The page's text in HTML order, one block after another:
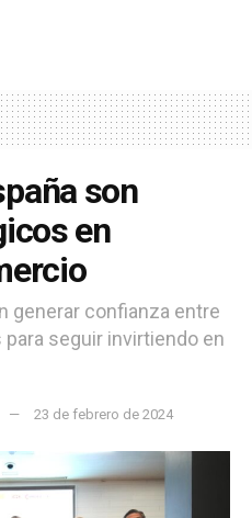
son
en
generar confianza entre
seguir invirtiendo en
23 de febrero de 2024